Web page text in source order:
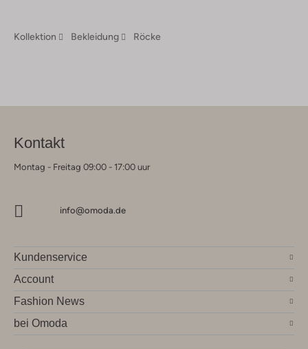
Kollektion Bekleidung Röcke
Kontakt
Montag - Freitag 09:00 - 17:00 uur
info@omoda.de
Kundenservice
Account
Fashion News
bei Omoda